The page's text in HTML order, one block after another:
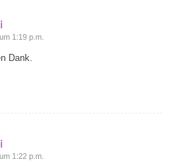
1:19 p.m.
Dank.
1:22 p.m.